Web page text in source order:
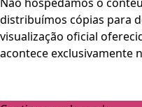
distribuímos cópias para
visualização oficial
acontece exclusivamente